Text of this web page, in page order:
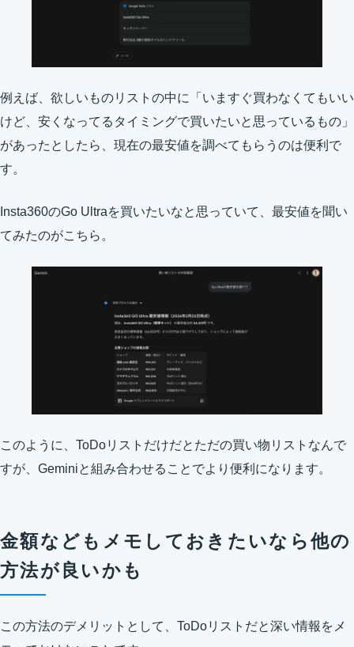
例えば、欲しいものリストの中に「いますぐ買わなくてもいい
けど、安くなってるタイミングで買いたいと思っているもの」
があったとしたら、現在の最安値を調べてもらうのは便利で
す。
Insta360のGo Ultraを買いたいなと思っていて、最安値を聞い
てみたのがこちら。
このように、ToDoリストだけだとただの買い物リストなんで
すが、Geminiと組み合わせることでより便利になります。
金額などもメモしておきたいなら他の
方法が良いかも
この方法のデメリットとして、ToDoリストだと深い情報をメ